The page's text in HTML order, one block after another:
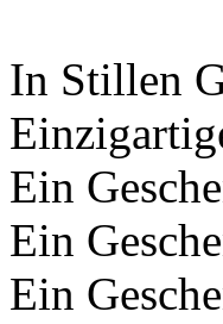
In Stillen
Ein
Ein
Ein